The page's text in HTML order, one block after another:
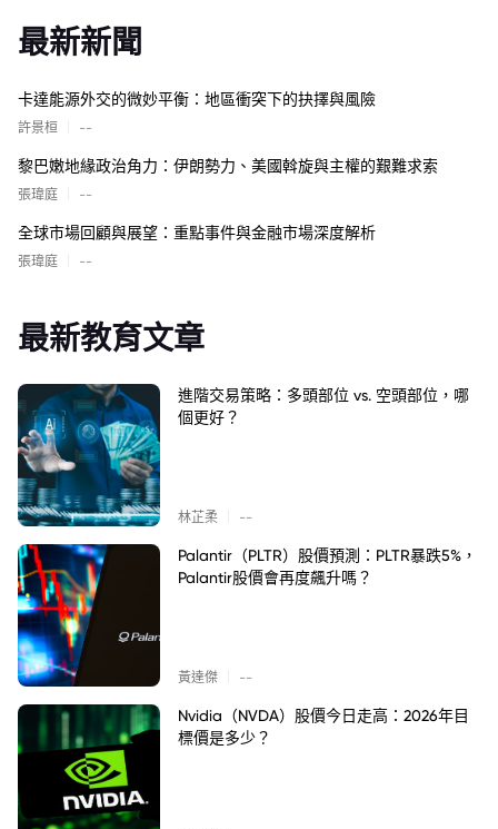
最新新聞
卡達能源外交的微妙平衡：地區衝突下的抉擇與風險
許景桓 --
黎巴嫩地緣政治角力：伊朗勢力、美國斡旋與主權的艱難求索
張瑋庭 --
全球市場回顧與展望：重點事件與金融市場深度解析
張瑋庭 --
最新教育文章
進階交易策略：多頭部位 vs. 空頭部位，哪
個更好？
林芷柔 --
Palantir（PLTR）股價預測：PLTR暴跌5%，
Palantir股價會再度飆升嗎？
黃達傑 --
Nvidia（NVDA）股價今日走高：2026年目
標價是多少？